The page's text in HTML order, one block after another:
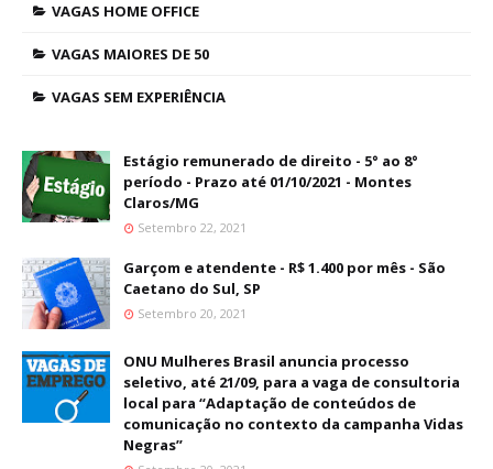
VAGAS HOME OFFICE
VAGAS MAIORES DE 50
VAGAS SEM EXPERIÊNCIA
Estágio remunerado de direito - 5° ao 8°
período - Prazo até 01/10/2021 - Montes
Claros/MG
Setembro 22, 2021
Garçom e atendente - R$ 1.400 por mês - São
Caetano do Sul, SP
Setembro 20, 2021
ONU Mulheres Brasil anuncia processo
seletivo, até 21/09, para a vaga de consultoria
local para “Adaptação de conteúdos de
comunicação no contexto da campanha Vidas
Negras”